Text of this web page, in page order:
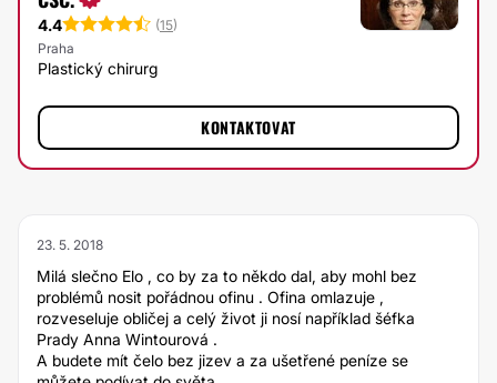
4.4 (15)
Praha
Plastický chirurg
KONTAKTOVAT
23. 5. 2018
Milá slečno Elo , co by za to někdo dal, aby mohl bez
problémů nosit pořádnou ofinu . Ofina omlazuje ,
rozveseluje obličej a celý život ji nosí například šéfka
Prady Anna Wintourová .
A budete mít čelo bez jizev a za ušetřené peníze se